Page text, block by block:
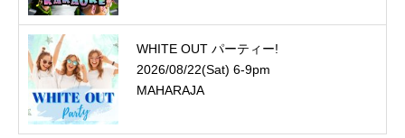
WHITE OUT パーティー!
2026/08/22(Sat) 6-9pm
MAHARAJA